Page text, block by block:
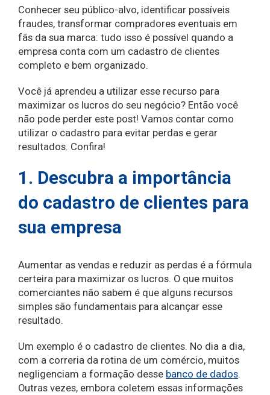
Conhecer seu público-alvo, identificar possíveis
fraudes, transformar compradores eventuais em
fãs da sua marca: tudo isso é possível quando a
empresa conta com um cadastro de clientes
completo e bem organizado.
Você já aprendeu a utilizar esse recurso para
maximizar os lucros do seu negócio? Então você
não pode perder este post! Vamos contar como
utilizar o cadastro para evitar perdas e gerar
resultados. Confira!
1. Descubra a importância
do cadastro de clientes para
sua empresa
Aumentar as vendas e reduzir as perdas é a fórmula
certeira para maximizar os lucros. O que muitos
comerciantes não sabem é que alguns recursos
simples são fundamentais para alcançar esse
resultado.
Um exemplo é o cadastro de clientes. No dia a dia,
com a correria da rotina de um comércio, muitos
negligenciam a formação desse banco de dados.
Outras vezes, embora coletem essas informações